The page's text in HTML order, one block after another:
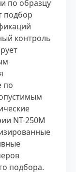
по образцу
подбор
контроль
по
NT-250M
подбора.